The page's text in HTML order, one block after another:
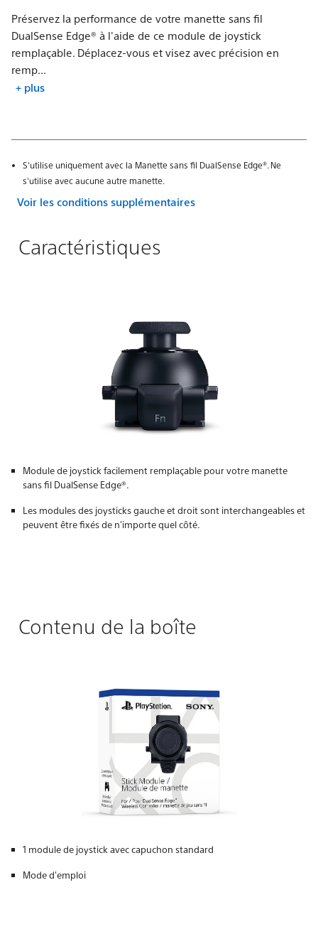
Préservez la performance de votre manette sans fil
DualSense Edge® à l'aide de ce module de joystick
remplaçable. Déplacez-vous et visez avec précision en
remp...
+ plus
S'utilise uniquement avec la Manette sans fil DualSense Edge®. Ne
s'utilise avec aucune autre manette.
Voir les conditions supplémentaires
Caractéristiques
Module de joystick facilement remplaçable pour votre manette
sans fil DualSense Edge®.
Les modules des joysticks gauche et droit sont interchangeables et
peuvent être fixés de n'importe quel côté.
Contenu de la boîte
1 module de joystick avec capuchon standard
Mode d'emploi